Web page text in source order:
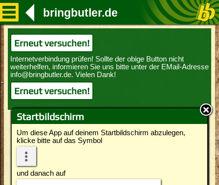
Startbildschirm
Um diese App auf deinem Startbildschirm abzulegen,
klicke bitte auf das Symbol
und danach auf
bringbutler.de
Erneut versuchen!
Erneut versuchen!